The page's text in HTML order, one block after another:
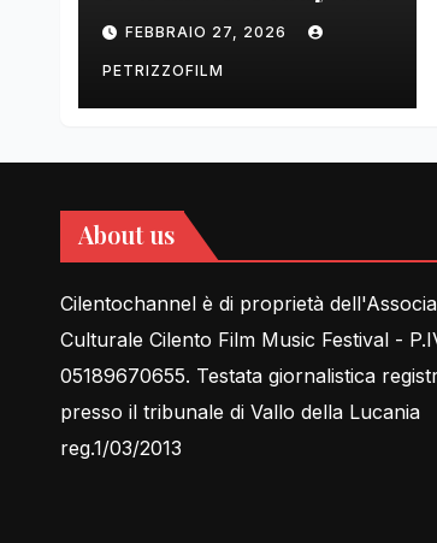
tell Lessons in Love
FEBBRAIO 27, 2026
PETRIZZOFILM
About us
Cilentochannel è di proprietà
Culturale Cilento Film Music Festival -
05189670655. Testata giornalistica
presso il tribunale di Vallo della Lucania
reg.1/03/2013